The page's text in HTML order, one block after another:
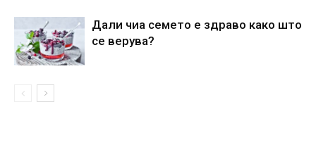
Дали чиа семето е здраво како што
се верува?